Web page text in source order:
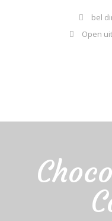
bel
Open